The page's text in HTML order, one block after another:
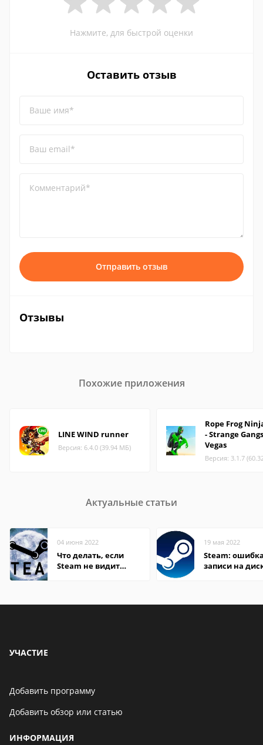
Нажмите, для быстрой оценки
Оставить отзыв
Ваше имя*
Ваш email*
Комментарий*
Отправить отзыв
Отзывы
Похожие приложения
LINE WIND runner
Версия: 6.4.0 (39.94 МБ)
Rope Frog
- Strange
Vegas
Версия: 3.1.7
Актуальные статьи
04 июня 2022
Что делать, если
Steam не видит
19 мая 2022
Steam:
записи на
УЧАСТИЕ
Добавить программу
Добавить обзор или статью
ИНФОРМАЦИЯ